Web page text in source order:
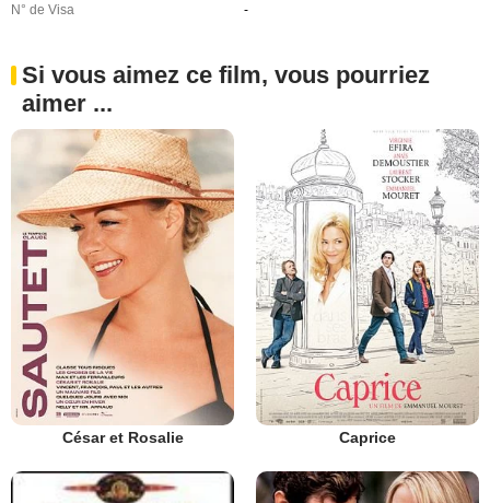
N° de Visa
-
Si vous aimez ce film, vous pourriez
aimer ...
César et Rosalie Caprice